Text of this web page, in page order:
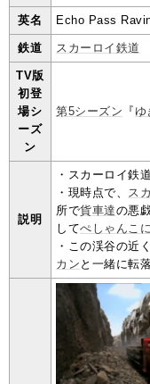
英名 Echo Pass
鉄道 スカーロイ鉄道
TV版
初登
場シ
ーズ
ン
第5シーズン 『ゆ
説明
・スカーロイ鉄
・現時点で、 ス
所で貨車達の悪
してぺしゃんこ
・この渓谷の近く
カン と一緒に転